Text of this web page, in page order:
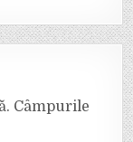
Câmpurile